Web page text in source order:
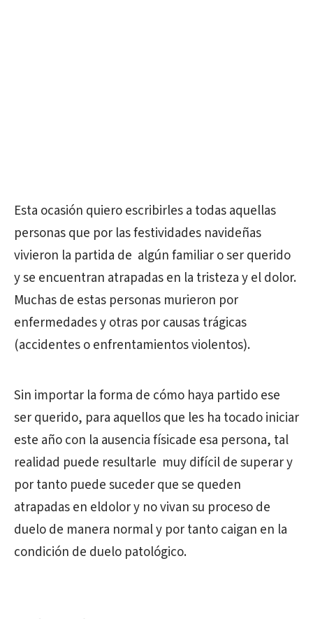
Esta ocasión quiero escribirles a todas aquellas
personas que por las festividades navideñas
vivieron la partida de algún familiar o ser querido
y se encuentran atrapadas en la tristeza y el dolor.
Muchas de estas personas murieron por
enfermedades y otras por causas trágicas
(accidentes o enfrentamientos violentos).
Sin importar la forma de cómo haya partido ese
ser querido, para aquellos que les ha tocado iniciar
este año con la ausencia físicade esa persona, tal
realidad puede resultarle muy difícil de superar y
por tanto puede suceder que se queden
atrapadas en eldolor y no vivan su proceso de
duelo de manera normal y por tanto caigan en la
condición de duelo patológico.